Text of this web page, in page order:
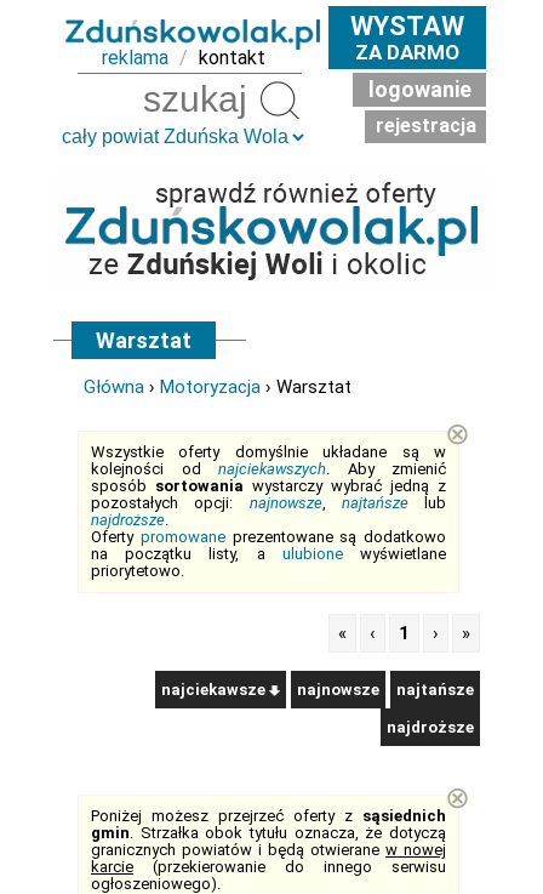
reklama / kontakt
WYSTAW
ZA DARMO
logowanie
rejestracja
Warsztat
Główna › Motoryzacja › Warsztat
Wszystkie oferty domyślnie układane są w
kolejności od najciekawszych. Aby zmienić
sposób sortowania wystarczy wybrać jedną z
pozostałych opcji: najnowsze, najtańszelub
najdroższe.
Oferty promowaneprezentowane są dodatkowo
na początku listy, a ulubionewyświetlane
priorytetowo.
⊗
« ‹ 1 › »
najciekawsze najnowsze najtańsze
najdroższe
Poniżej możesz przejrzeć oferty z sąsiednich
gmin. Strzałka obok tytułu oznacza, że dotyczą
granicznych powiatów i będą otwierane w nowej
karcie (przekierowanie do innego serwisu
ogłoszeniowego).
⊗